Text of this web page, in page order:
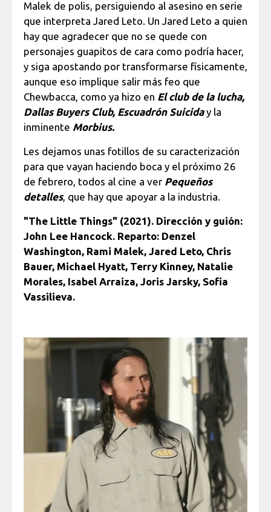
Malek de polis, persiguiendo al asesino en serie
que interpreta Jared Leto. Un Jared Leto a quien
hay que agradecer que no se quede con
personajes guapitos de cara como podría hacer,
y siga apostando por transformarse físicamente,
aunque eso implique salir más feo que
Chewbacca, como ya hizo en El club de la lucha,
Dallas Buyers Club, Escuadrón Suiciday la
inminente Morbius.
Les dejamos unas fotillos de su caracterización
para que vayan haciendo boca y el próximo 26
de febrero, todos al cine a ver Pequeños
detalles, que hay que apoyar a la industria.
"The Little Things" (2021). Dirección y guión:
John Lee Hancock. Reparto: Denzel
Washington, Rami Malek, Jared Leto, Chris
Bauer, Michael Hyatt, Terry Kinney, Natalie
Morales, Isabel Arraiza, Joris Jarsky, Sofia
Vassilieva.